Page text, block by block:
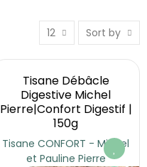
12 Sort by
Tisane Débâcle
Digestive Michel
Pierre|Confort Digestif |
150g
Tisane CONFORT - Michel
et Pauline Pierre